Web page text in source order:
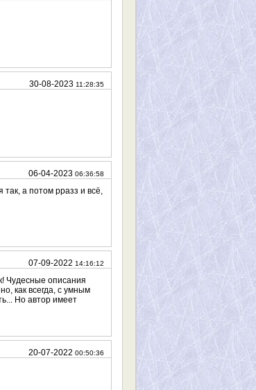
30-08-2023 11:28:35
06-04-2023 06:36:58
а потом рразз и всё,
07-09-2022 14:16:12
Чудесные описания
как всегда, с умным
Но автор имеет
20-07-2022 00:50:36